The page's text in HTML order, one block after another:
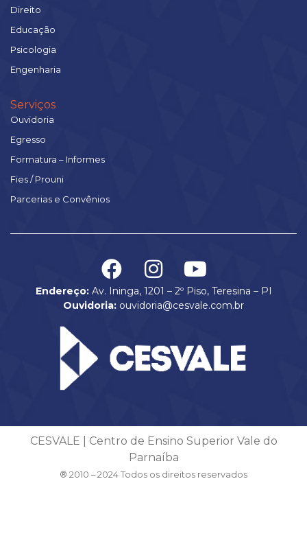
Direito
Educação
Psicologia
Engenharia
Serviços
Ouvidoria
Egresso
Formatura – Informes
Fies / Prouni
Parcerias e Convênios
Endereço:Av. Ininga, 1201 – 2º Piso, Teresina – PI
Ouvidoria: ouvidoria@cesvale.com.br
CESVALE | Centro de Ensino Superior Vale do
Parnaíba
® 2010 – 2024 Todos os direitos reservados